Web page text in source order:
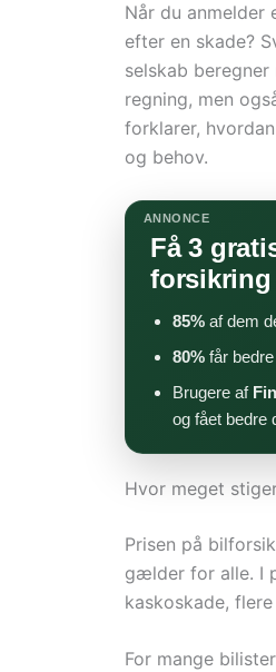
Når du anmelder
efter en skade?
selskab
regning, men
forklarer,
og behov.
ANNONCE
Få 3
forsikring
85% af dem
80% får
Brugere af
og fået bedre
Hvor meget
Prisen på
gælder for alle. I
kaskoskade,
For mange